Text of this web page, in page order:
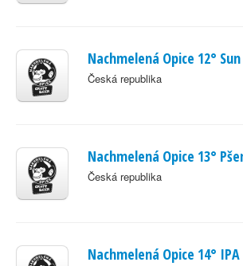
Nachmelená Opice 12°
Česká republika
Nachmelená Opice 13°
Česká republika
Nachmelená Opice 14° IPA